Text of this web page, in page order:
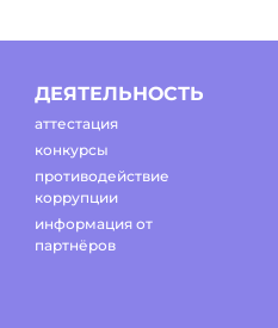
ДЕЯТЕЛЬНОСТЬ
аттестация
конкурсы
противодействие
коррупции
информация от
партнёров